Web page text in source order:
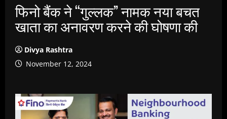
फिनो बैंक ने “गुल्लक” नामक नया बचत
खाता का अनावरण करने की घोषणा की
Divya Rashtra
November 12, 2024